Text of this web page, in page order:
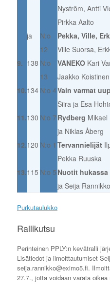
Nyström, Antti
Pirkka Aalto
ja
N:o
12
Pekka, Ville,
Ville Suorsa,
9. 138 N:o
13
VANEKO Kari
Jaakko Koistinen
10.134 N:o 4Vain varmat
Siira ja Esa
11.130 N:o 7 Rydberg Mikael
ja Niklas Åberg
12.120 N:o 1 Tervannielijät
Pekka Ruuska
13.115 N:o 5 Nuotit hukassa
ja Seija Rannikko
Purkutaulukko
Rallikutsu
Perinteinen PPLY:n kevätralli
Lisätiedot ja ilmoittautumiset
seija.rannikko@eximo5.fi.
27.7., jotta voidaan varata oikea